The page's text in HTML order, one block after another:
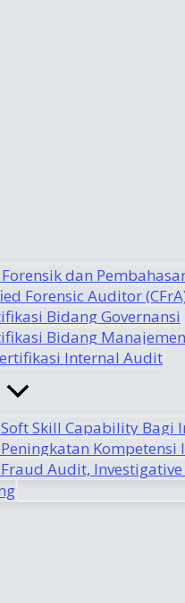
dan
Forensic Auditor
Bidang Governansi
Bidang
Internal Audit
Skill Capability Bagi
Audit, Investigative